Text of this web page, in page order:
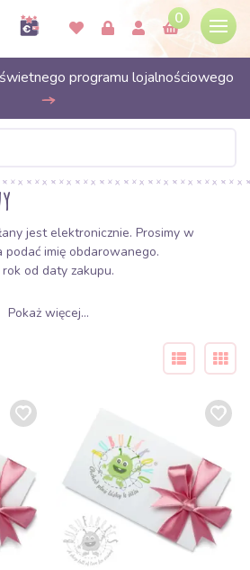
0
programu lojalnościowego
jest elektronicznie. Prosimy w
imię obdarowanego.
od daty zakupu.
Pokaż więcej...